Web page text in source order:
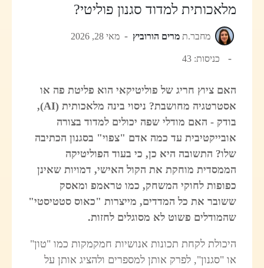
מלאכותית למדוד סגנון פוליטי?
מחבר.ת מרים הורוביץ מאי 28, 2026
כניסות: 43
האם ציוץ חריג של פוליטיקאי הוא פליטת פה או
אסטרטגיה מחושבת? ניסוי בינה מלאכותית (AI),
בודק - האם מודלי שפה יכולים למדוד בצורה
אובייקטיבית עד כמה אדם "צפוי" בסגנון הכתיבה
שלו? התשובה היא כן, כי בעוד הפוליטיקה
הממסדית מוחקת את הקול האישי, דמויות שאינן
כפופות לחוקי המשחק, כמו טראמפ ומאסק
ששובר את כל המדדים, מייצרות "כאוס סטטיסטי"
שהמודלים פשוט לא מסוגלים לחזות.
היכולת לקחת תכונות אנושיות חמקמקות כמו "טון"
או "סגנון", לפרק אותן למספרים ולהציג אותן על